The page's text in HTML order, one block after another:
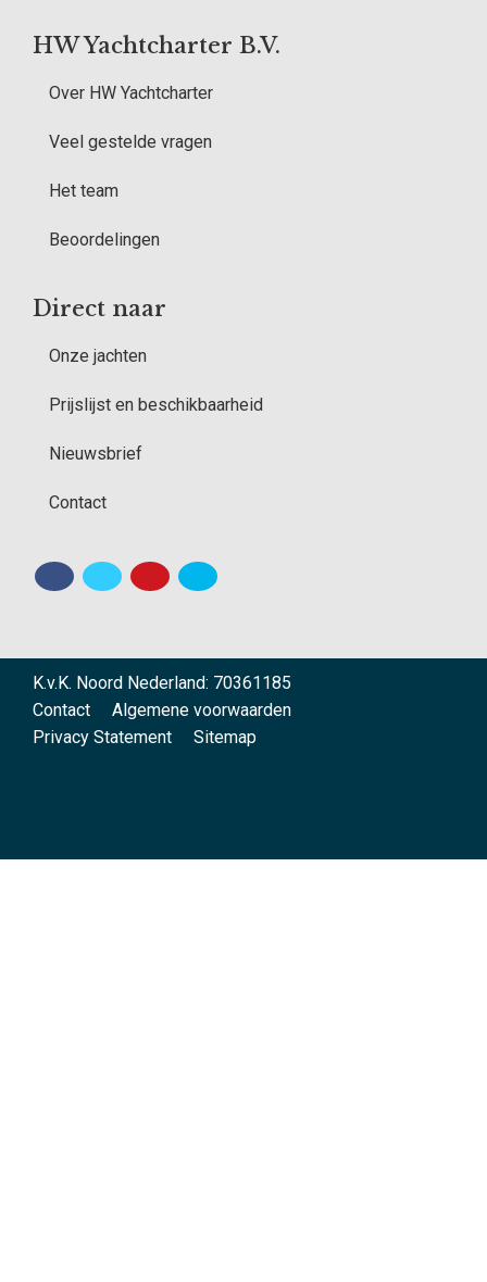
HW Yachtcharter B.V.
Over HW Yachtcharter
Veel gestelde vragen
Het team
Beoordelingen
Direct naar
Onze jachten
Prijslijst en beschikbaarheid
Nieuwsbrief
Contact
K.v.K. Noord Nederland: 70361185
Contact
Algemene voorwaarden
Privacy Statement
Sitemap